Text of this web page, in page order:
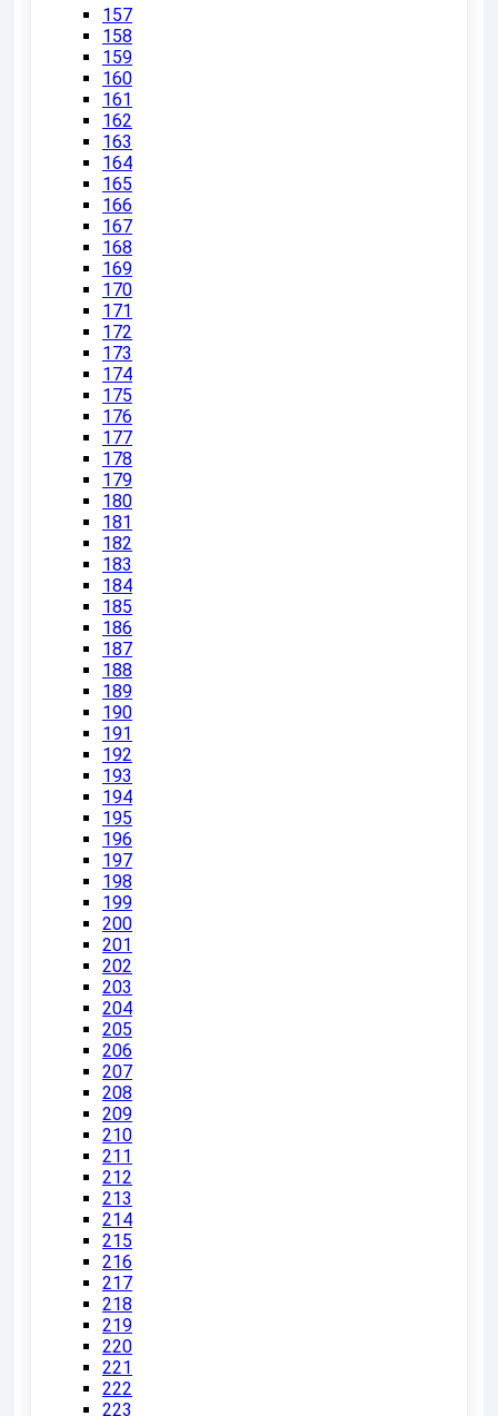
157
158
159
160
161
162
163
164
165
166
167
168
169
170
171
172
173
174
175
176
177
178
179
180
181
182
183
184
185
186
187
188
189
190
191
192
193
194
195
196
197
198
199
200
201
202
203
204
205
206
207
208
209
210
211
212
213
214
215
216
217
218
219
220
221
222
223